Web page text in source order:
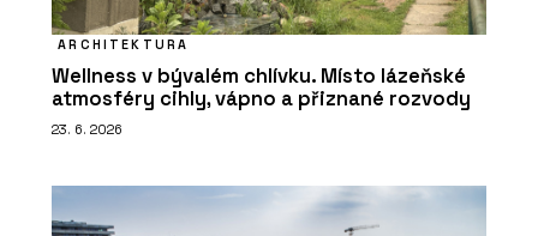
ARCHITEKTURA
Wellness v bývalém chlívku. Místo lázeňské
atmosféry cihly, vápno a přiznané rozvody
23. 6. 2026